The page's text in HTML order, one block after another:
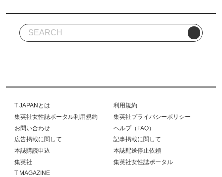
T JAPANとは
利用規約
集英社女性誌ポータル利用規約
集英社プライバシーポリシー
お問い合わせ
ヘルプ（FAQ）
広告掲載に関して
記事掲載に関して
本誌購読申込
本誌配送停止依頼
集英社
集英社女性誌ポータル
T MAGAZINE